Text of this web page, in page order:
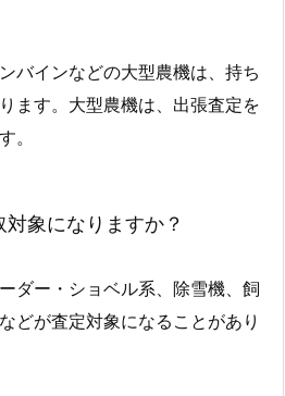
バインなどの大型農機は、持ち
ます。大型農機は、出張査定を
。
象になりますか？
ダー・ショベル系、除雪機、飼
どが査定対象になることがあり